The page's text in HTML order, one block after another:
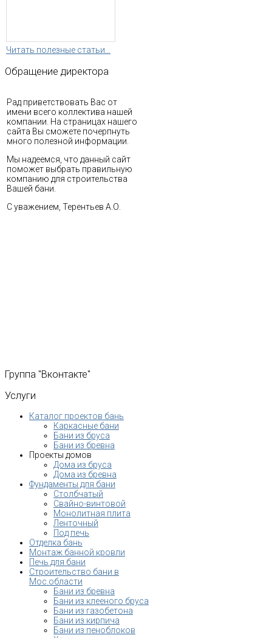
Читать полезные статьи...
Обращение директора
Рад приветствовать Вас от
имени всего коллектива нашей
компании. На страницах нашего
сайта Вы сможете почерпнуть
много полезной информации.
Мы надеемся, что данный сайт
поможет выбрать правильную
компанию для строительства
Вашей бани.
С уважением, Терентьев А.О.
Группа "Вконтакте"
Услуги
Каталог проектов бань
Каркасные бани
Бани из бруса
Бани из бревна
Проекты домов
Дома из бруса
Дома из бревна
Фундаменты для бани
Столбчатый
Свайно-винтовой
Монолитная плита
Ленточный
Под печь
Отделка бань
Монтаж банной кровли
Печь для бани
Строительство бани в
Мос.области
Бани из бревна
Бани из клееного бруса
Бани из газобетона
Бани из кирпича
Бани из пеноблоков